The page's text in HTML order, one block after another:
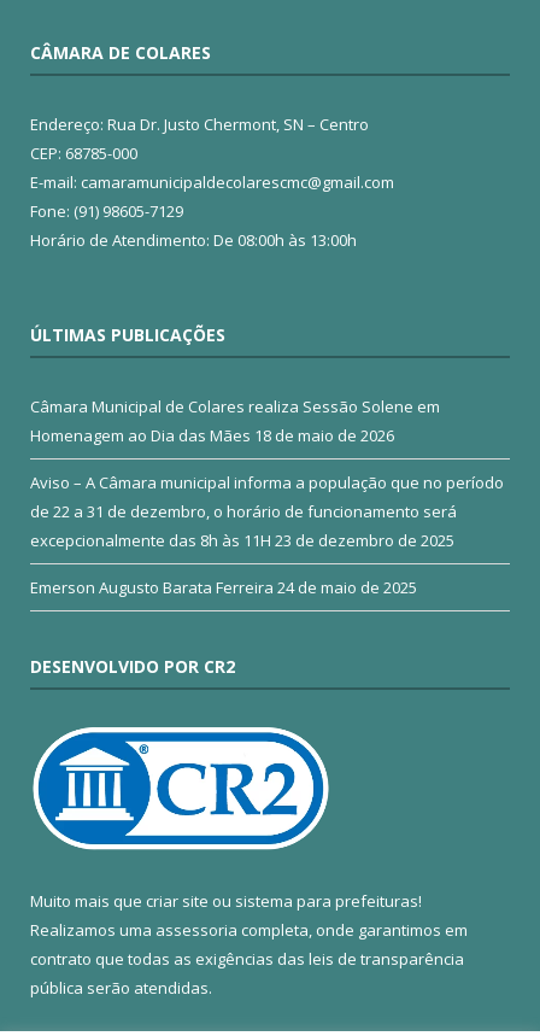
CÂMARA DE COLARES
Endereço: Rua Dr. Justo Chermont, SN – Centro
CEP: 68785-000
E-mail: camaramunicipaldecolarescmc@gmail.com
Fone: (91) 98605-7129
Horário de Atendimento: De 08:00h às 13:00h
ÚLTIMAS PUBLICAÇÕES
Câmara Municipal de Colares realiza Sessão Solene em
Homenagem ao Dia das Mães 18 de maio de 2026
Aviso – A Câmara municipal informa a população que no período
de 22 a 31 de dezembro, o horário de funcionamento será
excepcionalmente das 8h às 11H 23 de dezembro de 2025
Emerson Augusto Barata Ferreira 24 de maio de 2025
DESENVOLVIDO POR CR2
Muito mais que criar site ou sistema para prefeituras!
Realizamos uma assessoria completa, onde garantimos em
contrato que todas as exigências das leis de transparência
pública serão atendidas.